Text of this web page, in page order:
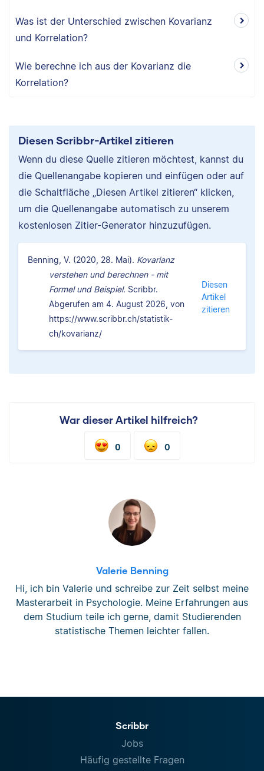
Was ist der Unterschied zwischen Kovarianz
und Korrelation?
Wie berechne ich aus der Kovarianz die
Korrelation?
Diesen Scribbr-Artikel zitieren
Wenn du diese Quelle zitieren möchtest, kannst du
die Quellenangabe kopieren und einfügen oder auf
die Schaltfläche „Diesen Artikel zitieren“ klicken,
um die Quellenangabe automatisch zu unserem
kostenlosen Zitier-Generator hinzuzufügen.
Benning, V. (2020, 28. Mai). Kovarianz
verstehen und berechnen - mit
Formel und Beispiel. Scribbr.
Abgerufen am 4. August 2026, von
https://www.scribbr.ch/statistik-
ch/kovarianz/
Diesen
Artikel
zitieren
War dieser Artikel hilfreich?
0 0
Valerie Benning
Hi, ich bin Valerie und schreibe zur Zeit selbst meine
Masterarbeit in Psychologie. Meine Erfahrungen aus
dem Studium teile ich gerne, damit Studierenden
statistische Themen leichter fallen.
Scribbr
Jobs
Häufig gestellte Fragen